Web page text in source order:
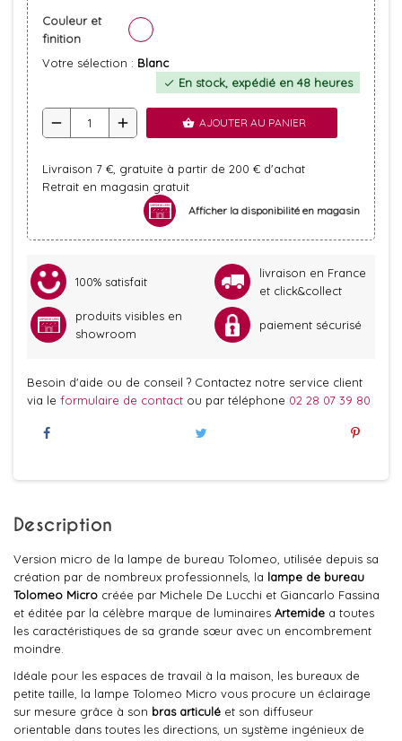
Couleur et
finition
Votre sélection : Blanc
check En stock, expédié en 48 heures
remove add shopping_basket AJOUTER AU PANIER
Livraison 7 €, gratuite à partir de 200 € d'achat
Retrait en magasin gratuit
Afficher la disponibilité en magasin
100% satisfait
livraison en France
et click&collect
produits visibles en
showroom
paiement sécurisé
Besoin d'aide ou de conseil ? Contactez notre service client
via le formulaire de contact ou par téléphone 02 28 07 39 80
Description
Version micro de la lampe de bureau Tolomeo, utilisée depuis sa
création par de nombreux professionnels, la lampe de bureau
Tolomeo Micro créée par Michele De Lucchi et Giancarlo Fassina
et éditée par la célèbre marque de luminaires Artemide a toutes
les caractéristiques de sa grande sœur avec un encombrement
moindre.
Idéale pour les espaces de travail à la maison, les bureaux de
petite taille, la lampe Tolomeo Micro vous procure un éclairage
sur mesure grâce à son bras articulé et son diffuseur
orientable dans toutes les directions, un système ingénieux de